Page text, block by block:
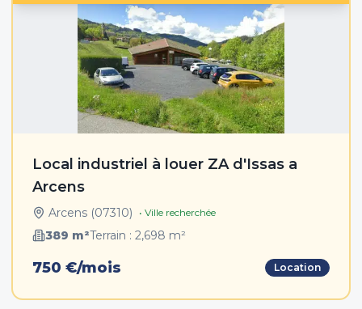
Local industriel à louer ZA d'Issas a
Arcens
Arcens (07310) • Ville recherchée
389 m²Terrain : 2,698 m²
750 €/mois Location